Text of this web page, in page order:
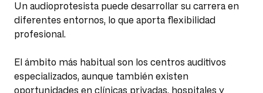
Un audioprotesista puede desarrollar su carrera en
diferentes entornos, lo que aporta flexibilidad
profesional.
El ámbito más habitual son los centros auditivos
especializados, aunque también existen
oportunidades en clínicas privadas, hospitales y